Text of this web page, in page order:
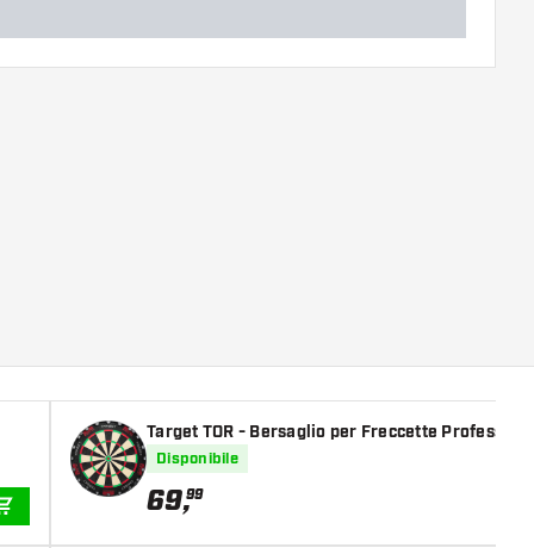
AGGIUNGI AL CARRELLO
Target TOR - Bersaglio per Freccette
Disponibile
69,99